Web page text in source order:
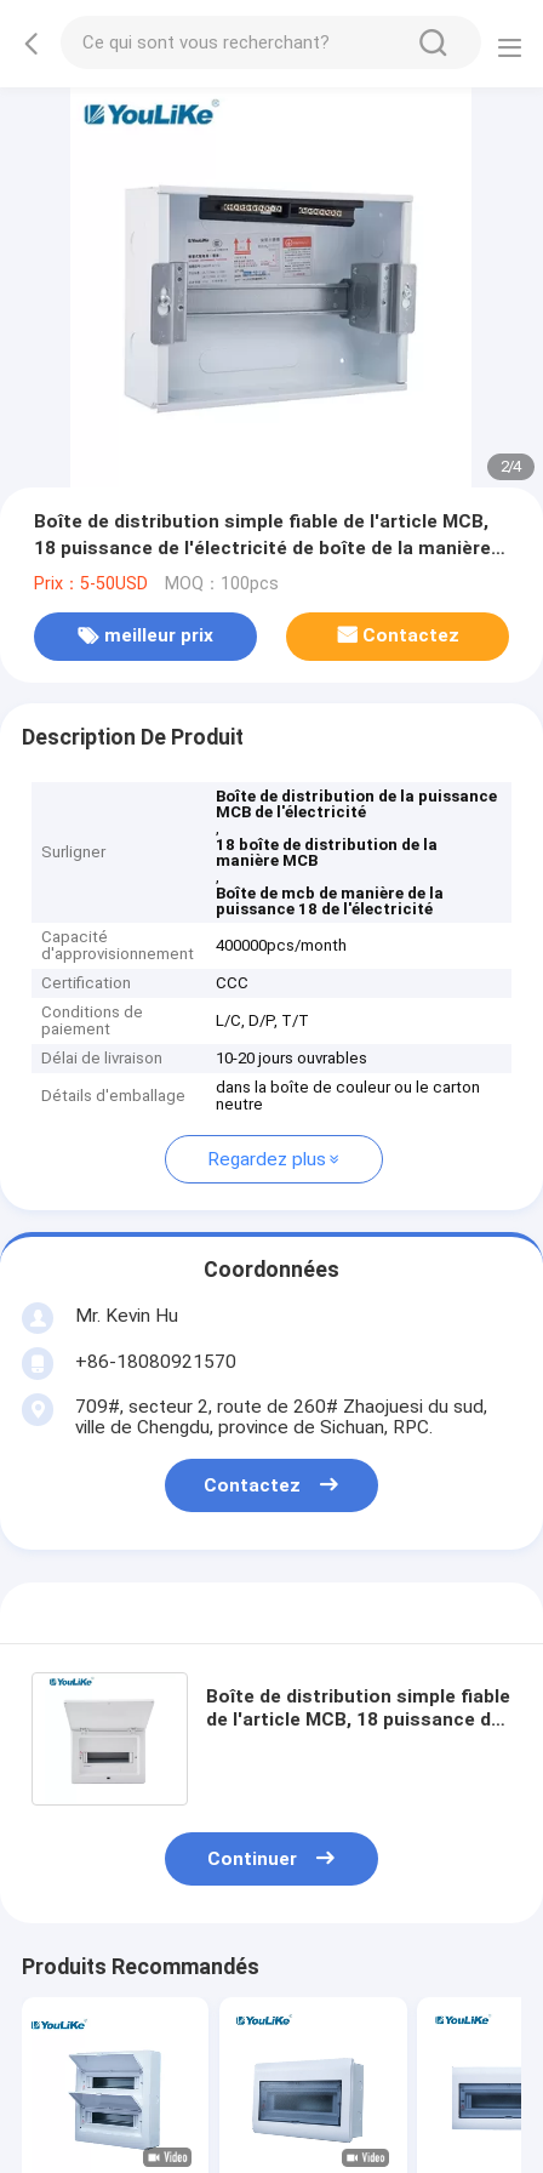
2/4
Boîte de distribution simple fiable de l'article MCB,
18 puissance de l'électricité de boîte de la manière
MCB
Prix：5-50USD MOQ：100pcs
meilleur prix Contactez
Description De Produit
Surligner
Boîte de distribution de la puissance
MCB de l'électricité
,
18 boîte de distribution de la
manière MCB
,
Boîte de mcb de manière de la
puissance 18 de l'électricité
Capacité
d'approvisionnement
400000pcs/month
Certification
CCC
Conditions de
paiement
L/C, D/P, T/T
Délai de livraison 10-20 jours ouvrables
Détails d'emballage
dans la boîte de couleur ou le carton
neutre
Regardez plus
Coordonnées
Mr. Kevin Hu
+86-18080921570
709#, secteur 2, route de 260# Zhaojuesi du sud,
ville de Chengdu, province de Sichuan, RPC.
Contactez
Boîte de distribution simple fiable
de l'article MCB, 18 puissance de
Continuer
Produits Recommandés